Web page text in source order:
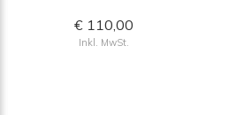
€ 110,00
Inkl. MwSt.